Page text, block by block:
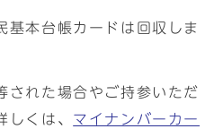
基本台帳カードは回収しま
された場合やご持参いただ
しくは、 マイナンバーカー